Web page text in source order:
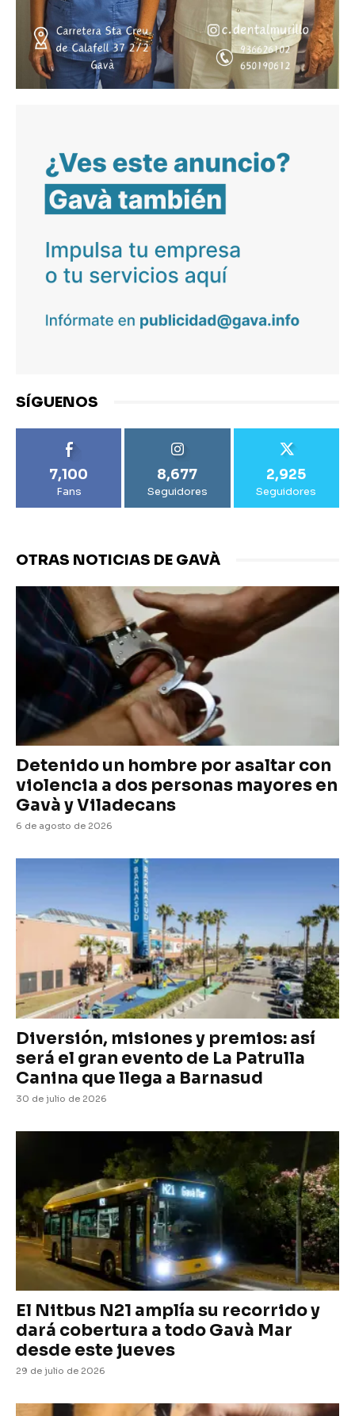
SÍGUENOS
7,100
Fans
8,677
Seguidores
2,925
Seguidores
OTRAS NOTICIAS DE GAVÀ
Detenido un hombre por asaltar con
violencia a dos personas mayores en
Gavà y Viladecans
6 de agosto de 2026
Diversión, misiones y premios: así
será el gran evento de La Patrulla
Canina que llega a Barnasud
30 de julio de 2026
El Nitbus N21 amplía su recorrido y
dará cobertura a todo Gavà Mar
desde este jueves
29 de julio de 2026